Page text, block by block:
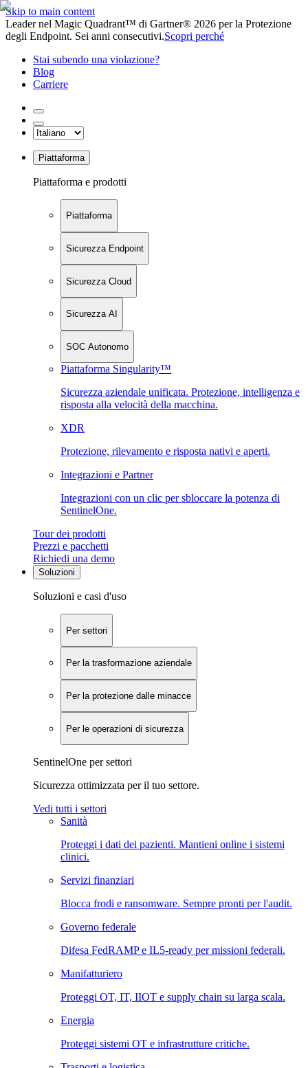
Skip to main content
Leader nel Magic Quadrant™ di Gartner® 2026 per la Protezione
degli Endpoint. Sei anni consecutivi.Scopri perché
Stai subendo una violazione?
Blog
Carriere
Piattaforma
Piattaforma e prodotti
Piattaforma
Sicurezza Endpoint
Sicurezza Cloud
Sicurezza AI
SOC Autonomo
Piattaforma Singularity™
Sicurezza aziendale unificata. Protezione, intelligenza e
risposta alla velocità della macchina.
XDR
Protezione, rilevamento e risposta nativi e aperti.
Integrazioni e Partner
Integrazioni con un clic per sbloccare la potenza di
SentinelOne.
Tour dei prodotti
Prezzi e pacchetti
Richiedi una demo
Soluzioni
Soluzioni e casi d'uso
Per settori
Per la trasformazione aziendale
Per la protezione dalle minacce
Per le operazioni di sicurezza
SentinelOne per settori
Sicurezza ottimizzata per il tuo settore.
Vedi tutti i settori
Sanità
Proteggi i dati dei pazienti. Mantieni online i sistemi
clinici.
Servizi finanziari
Blocca frodi e ransomware. Sempre pronti per l'audit.
Governo federale
Difesa FedRAMP e IL5-ready per missioni federali.
Manifatturiero
Proteggi OT, IT, IIOT e supply chain su larga scala.
Energia
Proteggi sistemi OT e infrastrutture critiche.